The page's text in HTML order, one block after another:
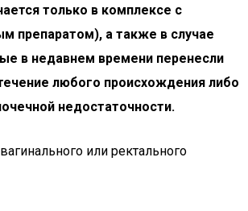
только в комплексе с
препаратом), а также в случае
в недавнем времени перенесли
любого происхождения либо
недостаточности.
или ректального